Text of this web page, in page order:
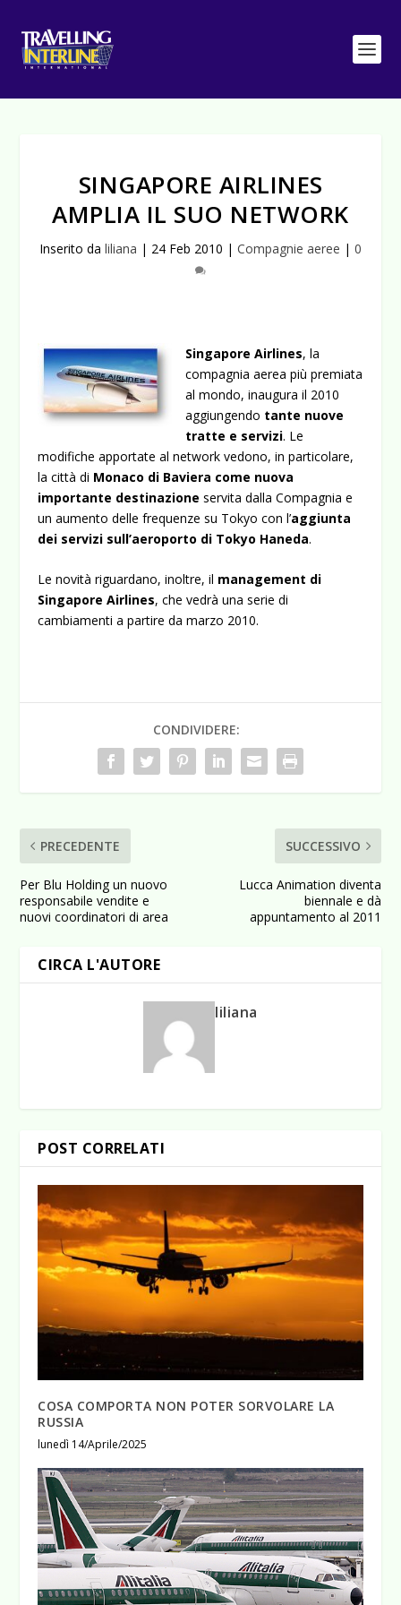
SINGAPORE AIRLINES
AMPLIA IL SUO NETWORK
Inserito da liliana | 24 Feb 2010 | Compagnie aeree | 0
Singapore Airlines, la
compagnia aerea più premiata
al mondo, inaugura il 2010
aggiungendo tante nuove
tratte e servizi. Le
modifiche apportate al network vedono, in particolare,
la città di Monaco di Baviera come nuova
importante destinazione servita dalla Compagnia e
un aumento dellefrequenze su Tokyo con l’aggiunta
dei servizi sull’aeroporto di Tokyo Haneda.
Le novità riguardano, inoltre, il management di
Singapore Airlines, che vedrà una serie di
cambiamenti a partire da marzo 2010.
CONDIVIDERE:
PRECEDENTE
Per Blu Holding un nuovo
responsabile vendite e
nuovi coordinatori di area
SUCCESSIVO
Lucca Animation diventa
biennale e dà
appuntamento al 2011
CIRCA L'AUTORE
liliana
POST CORRELATI
COSA COMPORTA NON POTER SORVOLARE LA
RUSSIA
lunedì 14/Aprile/2025